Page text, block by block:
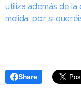
utiliza además de
molida, por si
Share